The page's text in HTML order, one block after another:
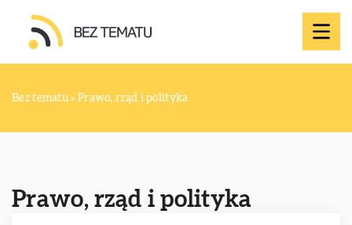
Bez tematu » Prawo, rząd i polityka
Prawo, rząd i polityka